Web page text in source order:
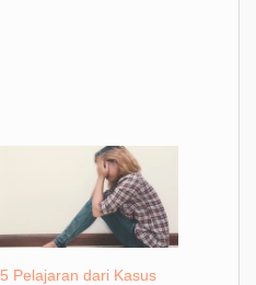
5 Pelajaran dari Kasus